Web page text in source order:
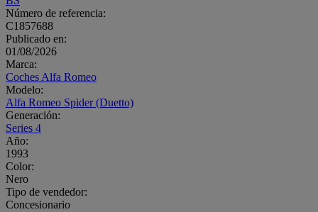
Número de referencia:
C1857688
Publicado en:
01/08/2026
Marca:
Coches Alfa Romeo
Modelo:
Alfa Romeo Spider (Duetto)
Generación:
Series 4
Año:
1993
Color:
Nero
Tipo de vendedor:
Concesionario